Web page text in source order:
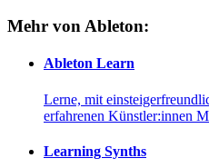
Mehr von Ableton:
Ableton Learn
Lerne, mit
erfahrenen Künstler:innen
Learning Synths